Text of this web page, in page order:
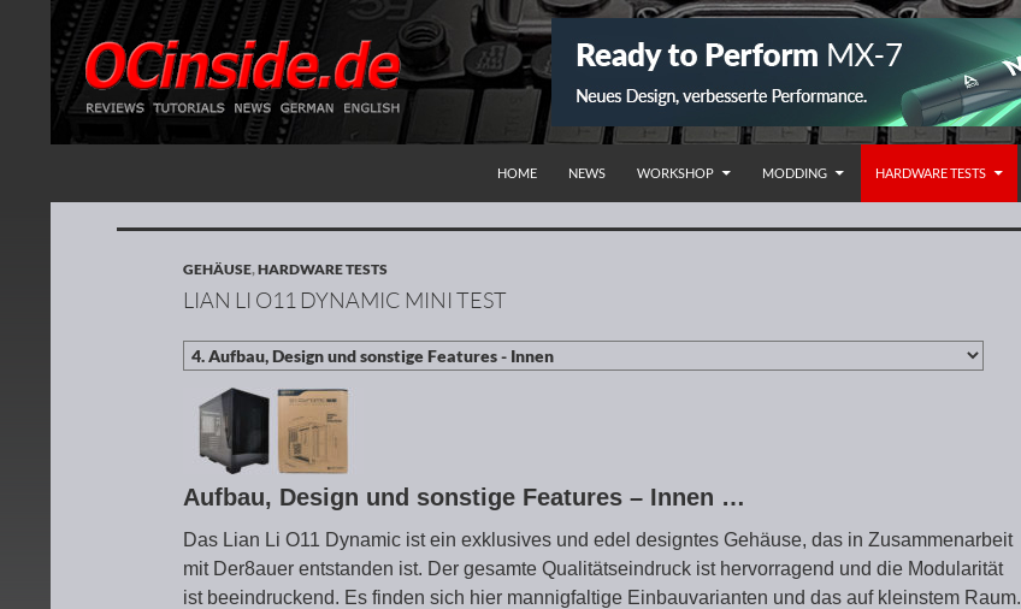
HOME
NEWS WORKSHOP MODDING HARDWARE TESTS
GEHÄUSE,HARDWARE TESTS
LIAN LI O11 DYNAMIC MINI TEST
Aufbau, Design und sonstige Features – Innen …
Das Lian Li O11 Dynamic ist ein exklusives und edel designtes Gehäuse, das in Zusammenarbeit
mit Der8auer entstanden ist. Der gesamte Qualitätseindruck ist hervorragend und die Modularität
ist beeindruckend. Es finden sich hier mannigfaltige Einbauvarianten und das auf kleinstem Raum.